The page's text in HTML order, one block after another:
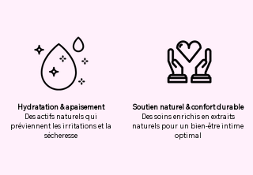
Hydratation & apaisement
Des actifs naturels qui
préviennent les irritations et la
sécheresse
Soutien naturel & confort durable
Des soins enrichis en extraits
naturels pour un bien-être intime
optimal